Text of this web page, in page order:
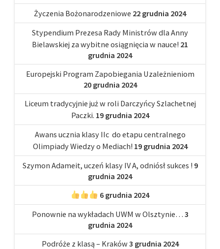
Życzenia Bożonarodzeniowe 22 grudnia 2024
Stypendium Prezesa Rady Ministrów dla Anny
Bielawskiej za wybitne osiągnięcia w nauce! 21
grudnia 2024
Europejski Program Zapobiegania Uzależnieniom
20 grudnia 2024
Liceum tradycyjnie już w roli Darczyńcy Szlachetnej
Paczki. 19 grudnia 2024
Awans ucznia klasy IIc do etapu centralnego
Olimpiady Wiedzy o Mediach! 19 grudnia 2024
Szymon Adameit, uczeń klasy IV A, odniósł sukces ! 9
grudnia 2024
6 grudnia 2024
Ponownie na wykładach UWM w Olsztynie… 3
grudnia 2024
Podróże z klasą – Kraków 3 grudnia 2024